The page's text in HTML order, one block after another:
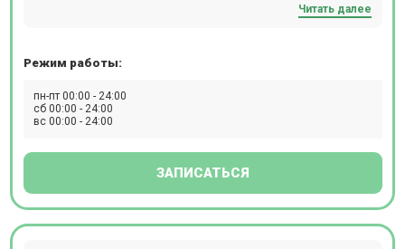
томографом (КТ) General Electric серии BrightSpeed. Центр
комплексную диагностику: МРТ всего тела для
НОЧЬ), МРТ всего тела для исключения онкологии и
метастаз у мужчин (ТОЛЬКО НОЧЬ), МРТ всего
на выявление болезни Альцгеймера (с динамикой с
Читать далее
Режим работы:
пн-пт 00:00 - 24:00
сб 00:00 - 24:00
вс 00:00 - 24:00
ЗАПИСАТЬСЯ